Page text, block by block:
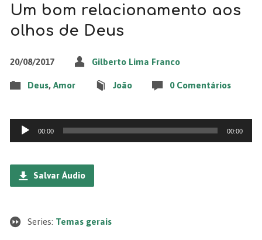
Um bom relacionamento aos
olhos de Deus
20/08/2017 Gilberto Lima Franco
Deus, Amor João 0 Comentários
Tocador
de
áudio
00:00 00:00
Salvar Áudio
Series: Temas gerais